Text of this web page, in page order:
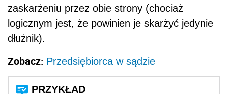
zaskarżeniu przez obie strony (chociaż
logicznym jest, że powinien je skarżyć jedynie
dłużnik).
Zobacz: Przedsiębiorca w sądzie